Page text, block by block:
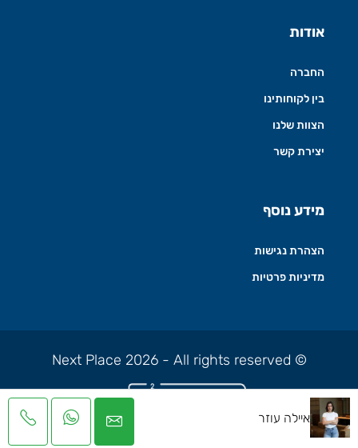
איילה עוזר
אודות
החברה
בין לקוחותינו
הצוות שלנו
יצירת קשר
מידע נוסף
הצהרת נגישות
מדיניות פרטיות
© Next Place 2026 - All rights reserved